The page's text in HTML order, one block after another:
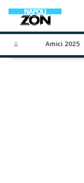
⌂ Amici 2025